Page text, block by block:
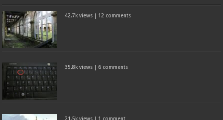
42.7k views | 12 comments
35.8k views | 6 comments
21.5k views | 1 comment